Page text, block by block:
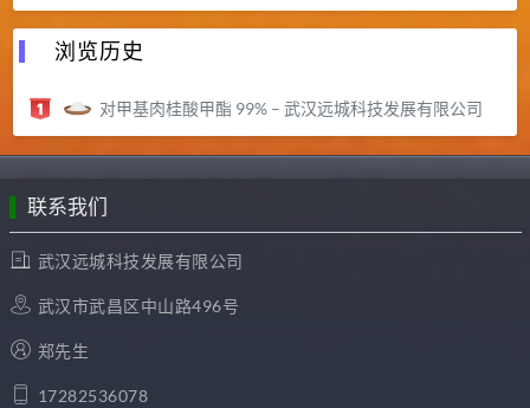
浏览历史
对甲基肉桂酸甲酯 99% – 武汉远城科技发展有限公司
联系我们
武汉远城科技发展有限公司
武汉市武昌区中山路496号
郑先生
17282536078